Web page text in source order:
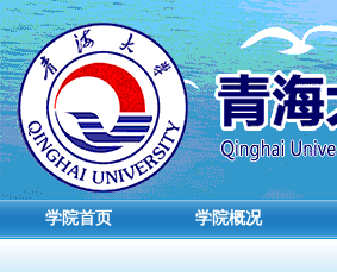
学院首页 学院概况